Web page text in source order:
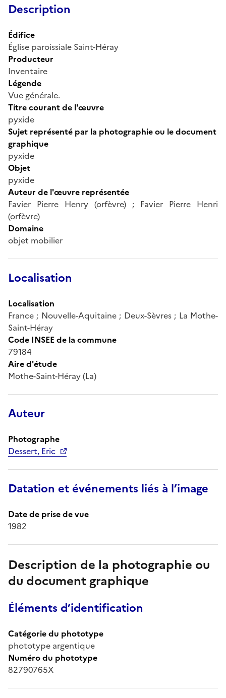
Description
Édifice
Église paroissiale Saint-Héray
Producteur
Inventaire
Légende
Vue générale.
Titre courant de l'œuvre
pyxide
Sujet représenté par la photographie ou le document
graphique
pyxide
Objet
pyxide
Auteur de l'œuvre représentée
Favier Pierre Henry (orfèvre) ; Favier Pierre Henri
(orfèvre)
Domaine
objet mobilier
Localisation
Localisation
France ; Nouvelle-Aquitaine ; Deux-Sèvres ; La Mothe-
Saint-Héray
Code INSEE de la commune
79184
Aire d'étude
Mothe-Saint-Héray (La)
Auteur
Photographe
Dessert, Eric
Datation et événements liés à l’image
Date de prise de vue
1982
Description de la photographie ou
du document graphique
Éléments d’identification
Catégorie du phototype
phototype argentique
Numéro du phototype
82790765X